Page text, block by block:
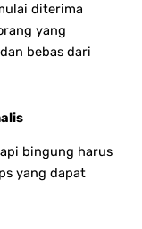
diterima
yang
bebas dari
bingung harus
yang dapat